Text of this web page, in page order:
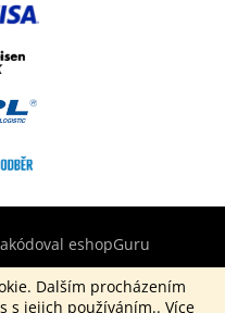
Dalším procházením
s jejich používáním.. Více
eshopGuru